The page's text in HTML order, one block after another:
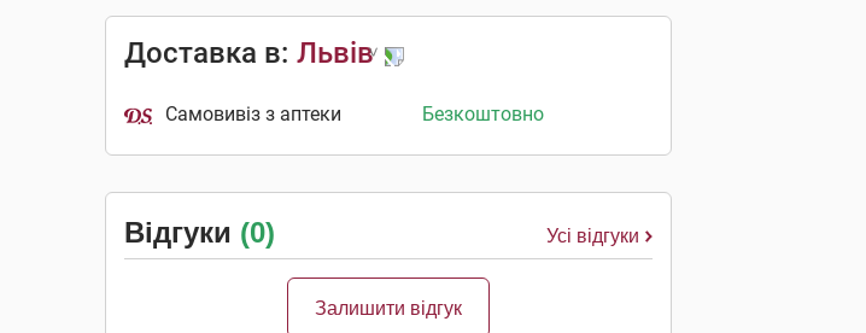
Доставка в: Львів
Самовивіз з аптеки Безкоштовно
Відгуки (0) Усі відгуки
Залишити відгук